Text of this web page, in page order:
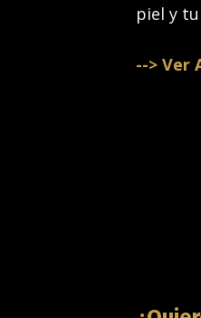
piel y
--> Ver